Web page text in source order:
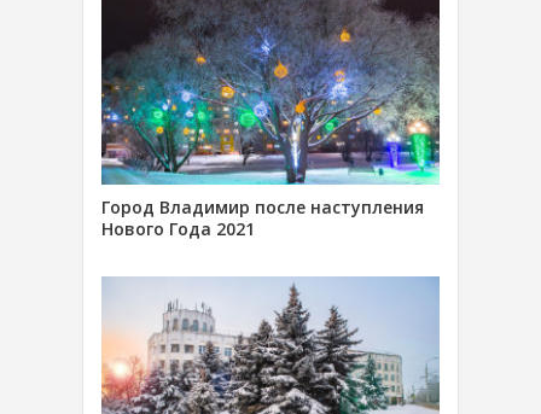
Город Владимир после наступления
Нового Года 2021